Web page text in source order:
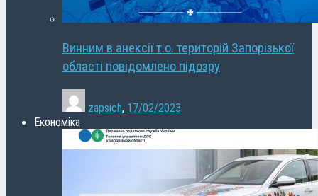
Винним в анексії т.о. територій Запорізької
області повідомлено підозру
zapsich, 17/02/2023
Економіка